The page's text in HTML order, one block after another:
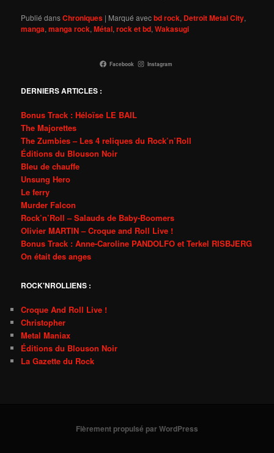
Publié dansChroniques | Marqué avecbd rock, Detroit Metal City,
manga,manga rock,Métal,rock et bd,Wakasugi
Facebook Instagram
DERNIERS ARTICLES :
Bonus Track : Héloïse LE BAIL
The Majorettes
The Zumbies – Les 4 reliques du Rock’n’Roll
Éditions du Blouson Noir
Bleu de chauffe
Unsung Hero
Le ferry
Murder Falcon
Rock’n’Roll – Salauds de Baby-Boomers
Olivier MARTIN – Croque and Roll Live !
Bonus Track : Anne-Caroline PANDOLFO et Terkel RISBJERG
On était des anges
ROCK'NROLLIENS :
Croque And Roll Live !
Christopher
Metal Maniax
Éditions du Blouson Noir
La Gazette du Rock
Fièrement propulsé par WordPress